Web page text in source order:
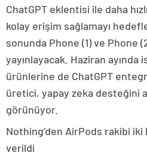
ChatGPT eklentisi ile daha
kolay erişim sağlamayı
sonunda Phone (1) ve Phone
yayınlayacak. Haziran ayında
ürünlerine de ChatGPT
üretici, yapay zeka desteğini
görünüyor.
Nothing’den AirPods rakibi iki
verildi